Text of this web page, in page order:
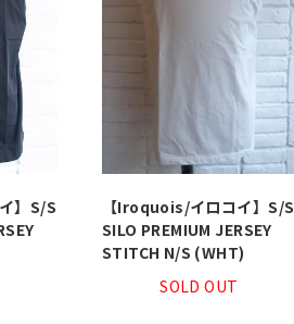
】S/S
【Iroquois/イロコイ】S/S
SILO PREMIUM JERSEY
STITCH N/S (WHT)
SOLD OUT